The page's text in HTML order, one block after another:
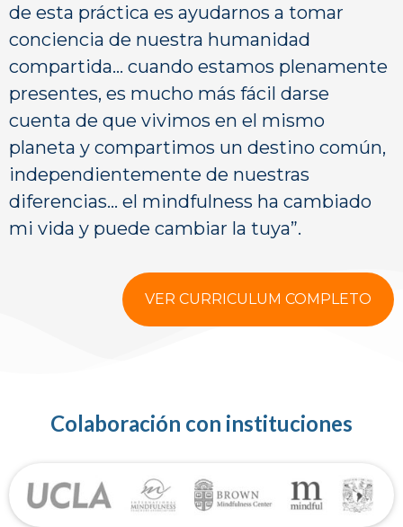
de esta práctica es ayudarnos a tomar
conciencia de nuestra humanidad
compartida… cuando estamos plenamente
presentes, es mucho más fácil darse
cuenta de que vivimos en el mismo
planeta y compartimos un destino común,
independientemente de nuestras
diferencias… el mindfulness ha cambiado
mi vida y puede cambiar la tuya”.
VER CURRICULUM COMPLETO
Colaboración con instituciones